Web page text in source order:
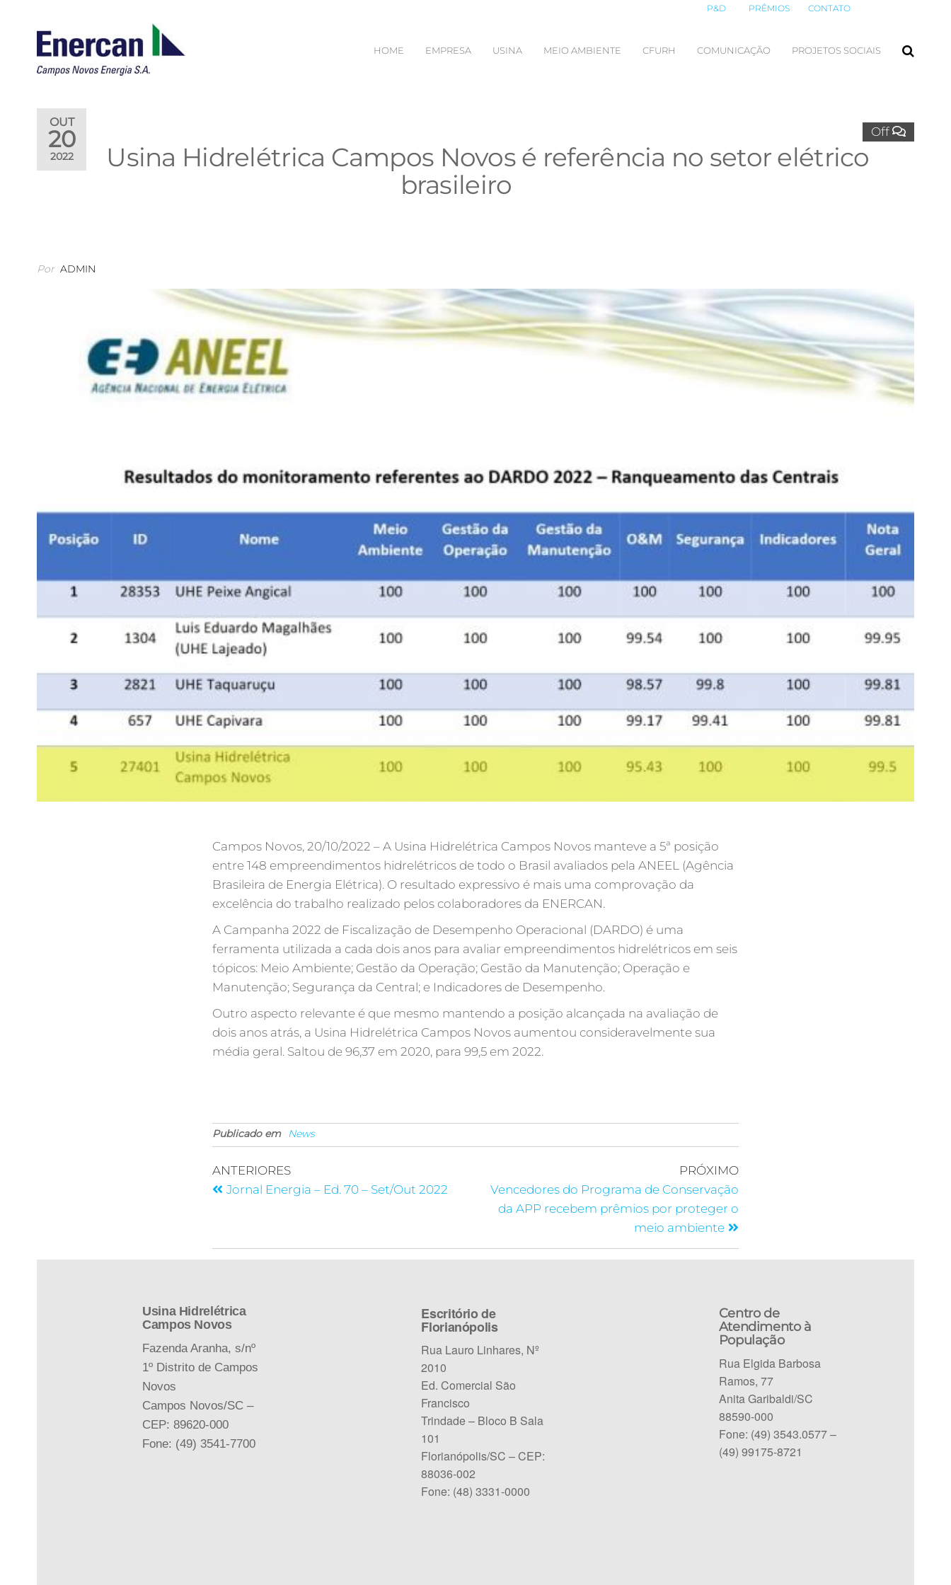
P&D PRÊMIOS CONTATO
HOME EMPRESA USINA MEIO AMBIENTE CFURH COMUNICAÇÃO PROJETOS SOCIAIS
OUT
20
2022
Off
Usina Hidrelétrica Campos Novos é referência no setor elétrico
brasileiro
Por ADMIN
Campos Novos, 20/10/2022 – A Usina Hidrelétrica Campos Novos manteve a 5ª posição
entre 148 empreendimentos hidrelétricos de todo o Brasil avaliados pela ANEEL (Agência
Brasileira de Energia Elétrica). O resultado expressivo é mais uma comprovação da
excelência do trabalho realizado pelos colaboradores da ENERCAN.
A Campanha 2022 de Fiscalização de Desempenho Operacional (DARDO) é uma
ferramenta utilizada a cada dois anos para avaliar empreendimentos hidrelétricos em seis
tópicos: Meio Ambiente; Gestão da Operação; Gestão da Manutenção; Operação e
Manutenção; Segurança da Central; e Indicadores de Desempenho.
Outro aspecto relevante é que mesmo mantendo a posição alcançada na avaliação de
dois anos atrás, a Usina Hidrelétrica Campos Novos aumentou consideravelmente sua
média geral. Saltou de 96,37 em 2020, para 99,5 em 2022.
Publicado em News
ANTERIORES
Jornal Energia – Ed. 70 – Set/Out 2022
PRÓXIMO
Vencedores do Programa de Conservação
da APP recebem prêmios por proteger o
meio ambiente
Usina Hidrelétrica
Campos Novos
Fazenda Aranha, s/nº
1º Distrito de Campos
Novos
Campos Novos/SC –
CEP: 89620-000
Fone: (49) 3541-7700
Escritório de
Florianópolis
Rua Lauro Linhares, Nº
2010
Ed. Comercial São
Francisco
Trindade – Bloco B Sala
101
Florianópolis/SC – CEP:
88036-002
Fone: (48) 3331-0000
Centro de
Atendimento à
População
Rua Elgida Barbosa
Ramos, 77
Anita Garibaldi/SC
88590-000
Fone: (49) 3543.0577 –
(49) 99175-8721